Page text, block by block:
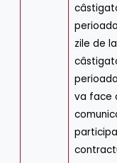
zile de
va face